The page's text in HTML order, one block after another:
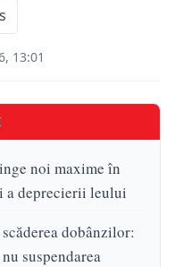
13:01
noi maxime în
deprecierii leului
dobânzilor:
suspendarea